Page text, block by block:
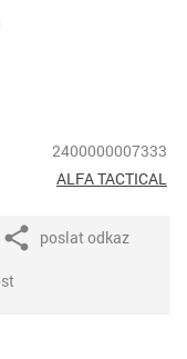
2400000007333
ALFA TACTICAL
poslat odkaz